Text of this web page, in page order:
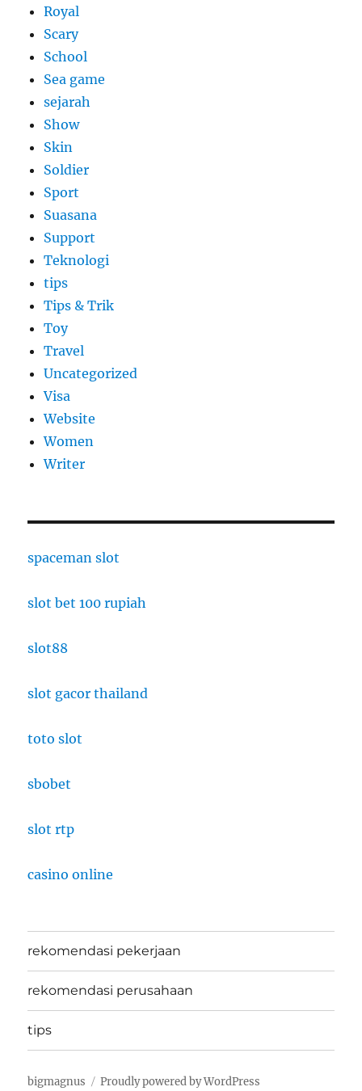
Royal
Scary
School
Sea game
sejarah
Show
Skin
Soldier
Sport
Suasana
Support
Teknologi
tips
Tips & Trik
Toy
Travel
Uncategorized
Visa
Website
Women
Writer
spaceman slot
slot bet 100 rupiah
slot88
slot gacor thailand
toto slot
sbobet
slot rtp
casino online
rekomendasi pekerjaan
rekomendasi perusahaan
tips
bigmagnus Proudly powered by WordPress